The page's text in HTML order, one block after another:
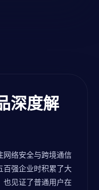
深度解
网络安全与跨境通信
百强企业时积累了大
也见证了普通用户在